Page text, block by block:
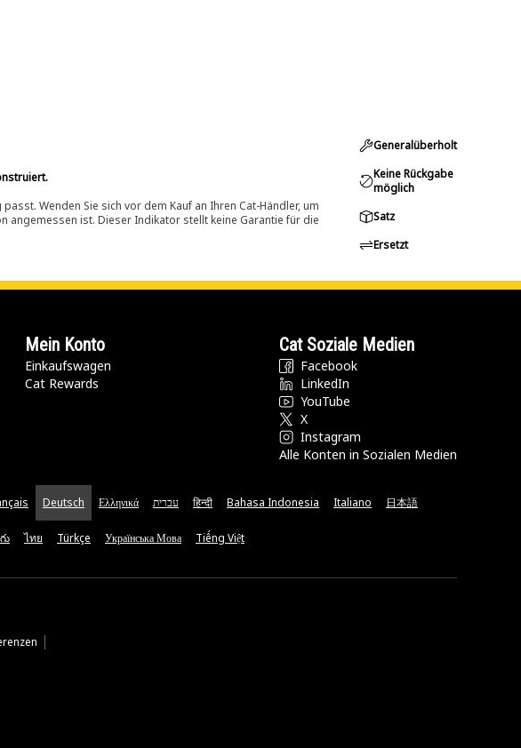
Wenden Sie sich vor dem Kauf an Ihren Cat-Händler, um
angemessen ist. Dieser Indikator stellt keine Garantie für die
Generalüberholt
Keine Rückgabe
möglich
Satz
Ersetzt
Mein Konto
Einkaufswagen
Cat Rewards
Cat Soziale Medien
Facebook
LinkedIn
YouTube
X
Instagram
Alle Konten in Sozialen Medien
Deutsch Ελληνικά עברית हिन्दी Bahasa Indonesia Italiano 日本語
ไทย Türkçe Українська Мова Tiếng Việt